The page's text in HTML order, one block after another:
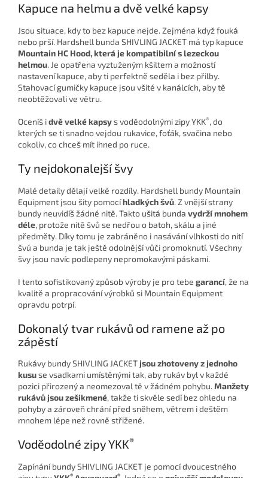
Kapuce na helmu a dvě velké kapsy
Jsou situace, kdy to bez kapuce nejde. Zejména když fouká
nebo prší. Hardshell bunda SHIVLING JACKET má typ kapuce
Mountain HC Hood, která je kompatibilní s lezeckou
helmou. Je opatřena vyztuženým kšiltem a možností
nastavení kapuce, aby ti perfektně seděla i bez přilby.
Stahovací gumičky kapuce jsou všité v kanálcích, aby tě
neobtěžovali ve větru.
Oceníš idvě velké kapsys voděodolnými zipy YKK®, do
kterých se ti snadno vejdou rukavice, foťák, svačina nebo
cokoliv, co chceš mít ihned po ruce.
Ty nejdokonalejší švy
Malé detaily dělají velké rozdíly. Hardshell bundy Mountain
Equipment jsou šity pomocíhladkých švů. Z vnější strany
bundy neuvidíš žádné nitě. Takto ušitá bunda vydrží mnohem
déle, protože nitě švů se nedřou o batoh, skálu a jiné
předměty. Díky tomu je zabráněno i nasávání vlhkosti do nití
švú a bunda je tak ještě odolnější vůči promoknutí. Všechny
švy jsou navíc podlepeny nepromokavými páskami.
I tento sofistikovaný způsob výroby je pro tebe garancí, že na
kvalitě a propracování výrobků si Mountain Equipment
opravdu potrpí.
Dokonalý tvar rukávů od ramene až po
zápěstí
Rukávy bundy SHIVLING JACKET jsou zhotoveny z jednoho
kususe vsadkami umístěnými tak, aby rukáv byl v každé
pozici přirozený a neomezoval tě v žádném pohybu. Manžety
rukávů jsou zešikmené, takže ti skvěle sedí bez ohledu na
pohyby a zároveň chrání před sněhem, větrem i deštěm
mnohem lépe než rovně střižené.
Voděodolné zipy YKK®
Zapínání bundy SHIVLING JACKET je pomocí dvoucestného
® ®